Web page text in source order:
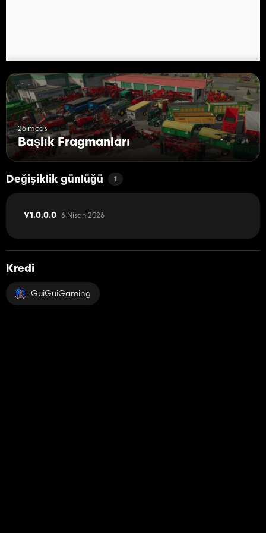
26 mods
Başlık Fragmanları
Değişiklik günlüğü 1
V1.0.0.0 6 Nisan 2026
Kredi
GuiGuiGaming